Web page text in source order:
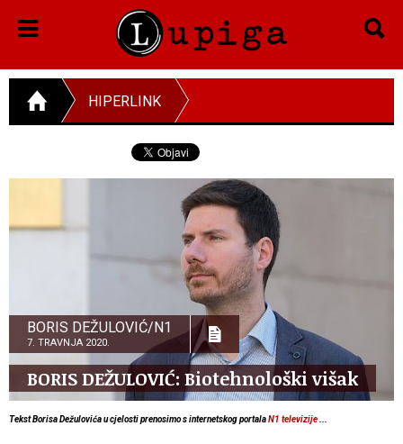
HIPERLINK
BORIS DEŽULOVIĆ/N1
7. TRAVNJA 2020.
BORIS DEŽULOVIĆ: Biotehnološki višak
Tekst Borisa Dežulovića u cjelosti prenosimo s internetskog portalaN1 televizije